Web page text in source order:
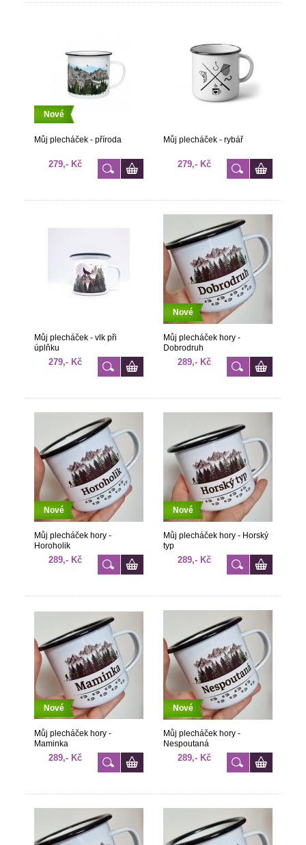
Nové
Můj plecháček - příroda
279,- Kč
Můj plecháček - rybář
279,- Kč
Můj plecháček - vlk při
úplňku
279,- Kč
Nové
Můj plecháček hory -
Dobrodruh
289,- Kč
Nové
Můj plecháček hory -
Horoholik
289,- Kč
Nové
Můj plecháček hory - Horský
typ
289,- Kč
Nové
Můj plecháček hory -
Maminka
289,- Kč
Nové
Můj plecháček hory -
Nespoutaná
289,- Kč